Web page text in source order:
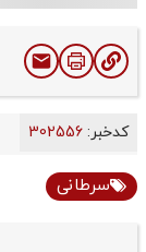
کدخبر:
سرطانی